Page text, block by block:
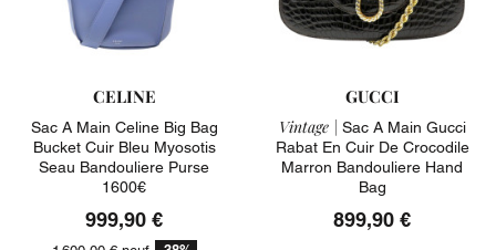
CELINE
Sac A Main Celine Big Bag
Bucket Cuir Bleu Myosotis
Seau Bandouliere Purse
1600€
999,90 €
GUCCI
Vintage | Sac A Main Gucci
Rabat En Cuir De Crocodile
Marron Bandouliere Hand
Bag
899,90 €